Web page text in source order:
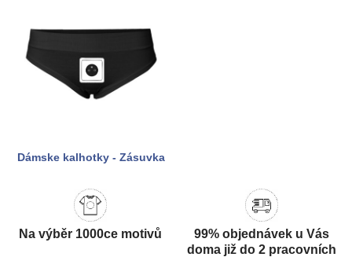
Dámske kalhotky - Zásuvka
Na výběr 1000ce motivů
99% objednávek u Vás
doma již do 2 pracovních